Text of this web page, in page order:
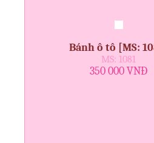
Bánh ô tô [MS:
MS: 1081
350 000 VNĐ